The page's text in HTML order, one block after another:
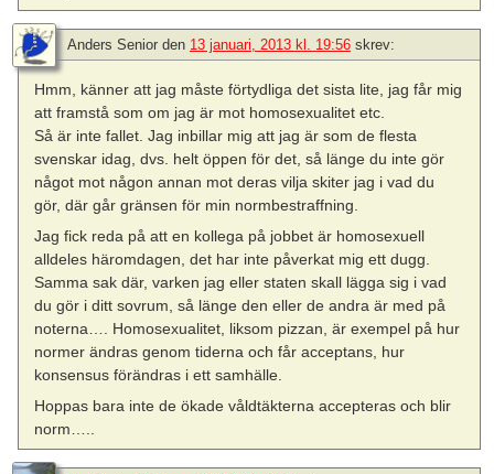
Anders Senior den 13 januari, 2013 kl. 19:56 skrev:
Hmm, känner att jag måste förtydliga det sista lite, jag får mig
att framstå som om jag är mot homosexualitet etc.
Så är inte fallet. Jag inbillar mig att jag är som de flesta
svenskar idag, dvs. helt öppen för det, så länge du inte gör
något mot någon annan mot deras vilja skiter jag i vad du
gör, där går gränsen för min normbestraffning.
Jag fick reda på att en kollega på jobbet är homosexuell
alldeles häromdagen, det har inte påverkat mig ett dugg.
Samma sak där, varken jag eller staten skall lägga sig i vad
du gör i ditt sovrum, så länge den eller de andra är med på
noterna…. Homosexualitet, liksom pizzan, är exempel på hur
normer ändras genom tiderna och får acceptans, hur
konsensus förändras i ett samhälle.
Hoppas bara inte de ökade våldtäkterna accepteras och blir
norm…..